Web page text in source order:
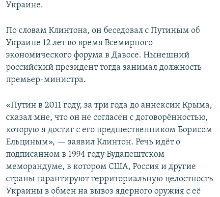
Украине.
По словам Клинтона, он беседовал с Путиным об
Украине 12 лет во время Всемирного
экономического форума в Давосе. Нынешний
российский президент тогда занимал должность
премьер-министра.
«Путин в 2011 году, за три года до аннексии Крыма,
сказал мне, что он не согласен с договорённостью,
которую я достиг с его предшественником Борисом
Ельциным», — заявил Клинтон. Речь идёт о
подписанном в 1994 году Будапештском
меморандуме, в котором США, Россия и другие
страны гарантируют территориальную целостность
Украины в обмен на вывоз ядерного оружия с её